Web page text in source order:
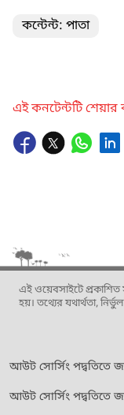
কন্টেন্ট: পাতা
এই কনটেন্টটি
এই ওয়েবসাইটে প্রকাশিত
হয়। তথ্যের যথার্থতা,
আউট সোর্সিং পদ্বতিতে
আউট সোর্সিং পদ্বতিতে